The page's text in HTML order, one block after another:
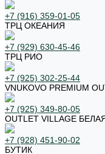
+7 (916) 359-01-05
ТРЦ ОКЕАНИЯ
+7 (929) 630-45-46
ТРЦ РИО
+7 (925) 302-25-44
VNUKOVO PREMIUM
+7 (925) 349-80-05
OUTLET VILLAGE
+7 (928) 451-90-02
БУТИК